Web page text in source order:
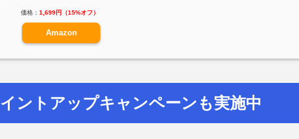
価格： 1,699円（15%オフ）
Amazon
ントアップキャンペーンも実施中